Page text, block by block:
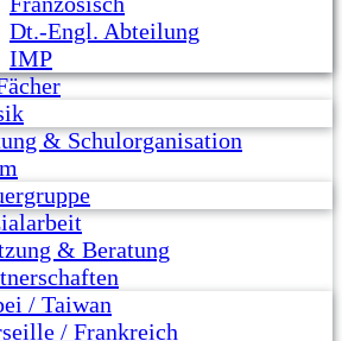
Dt.-Engl. Abteilung
IMP
& Schulorganisation
& Beratung
/ Taiwan
/ Frankreich